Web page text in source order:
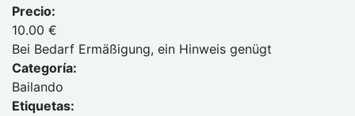
Precio:
10.00 €
Bei Bedarf Ermäßigung, ein Hinweis genügt
Categoría:
Bailando
Etiquetas: